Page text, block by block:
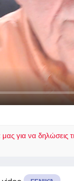
για να δηλώσεις